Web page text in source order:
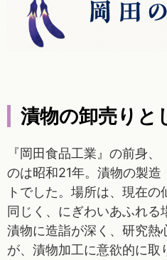
漬物の卸売りと
『岡田食品工業』の前身
のは昭和21年。漬物の製
トでした。場所は、現在の
同じく、にぎわいあふれる
漬物に造詣が深く、研究熱
が、漬物加工に意欲的に取